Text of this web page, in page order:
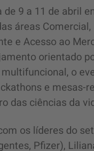
9 a 11 de abril
áreas
e Acesso ao
orientado
o
e mesas-
das ciências da
os líderes do
Pfizer),